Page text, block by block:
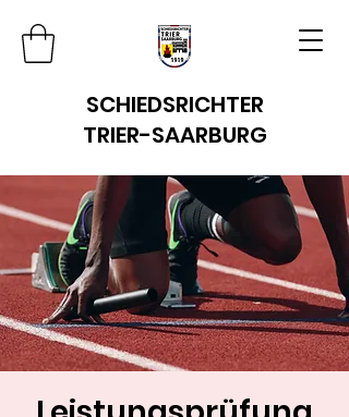
SCHIEDSRICHTER
TRIER-SAARBURG